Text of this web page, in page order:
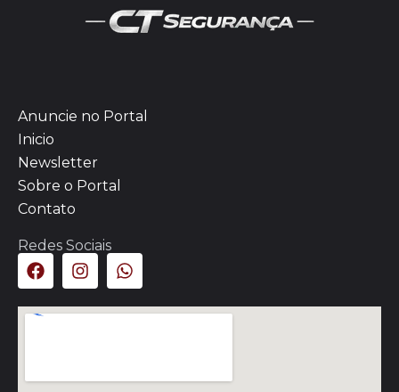
Anuncie no Portal
Inicio
Newsletter
Sobre o Portal
Contato
Redes Sociais